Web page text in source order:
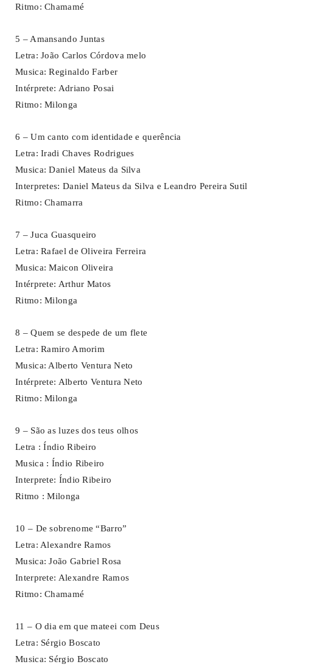
Ritmo: Chamamé
5 – Amansando Juntas
Letra: João Carlos Córdova melo
Musica: Reginaldo Farber
Intérprete: Adriano Posai
Ritmo: Milonga
6 – Um canto com identidade e querência
Letra: Iradi Chaves Rodrigues
Musica: Daniel Mateus da Silva
Interpretes: Daniel Mateus da Silva e Leandro Pereira Sutil
Ritmo: Chamarra
7 – Juca Guasqueiro
Letra: Rafael de Oliveira Ferreira
Musica: Maicon Oliveira
Intérprete: Arthur Matos
Ritmo: Milonga
8 – Quem se despede de um flete
Letra: Ramiro Amorim
Musica: Alberto Ventura Neto
Intérprete: Alberto Ventura Neto
Ritmo: Milonga
9 – São as luzes dos teus olhos
Letra : Índio Ribeiro
Musica : Índio Ribeiro
Interprete: Índio Ribeiro
Ritmo : Milonga
10 – De sobrenome “Barro”
Letra: Alexandre Ramos
Musica: João Gabriel Rosa
Interprete: Alexandre Ramos
Ritmo: Chamamé
11 – O dia em que mateei com Deus
Letra: Sérgio Boscato
Musica: Sérgio Boscato